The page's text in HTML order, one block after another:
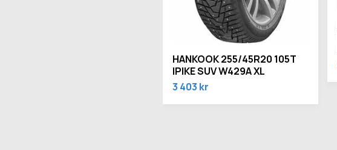
HANKOOK 255/45R20 105T
IPIKE SUV W429A XL
3 403 kr